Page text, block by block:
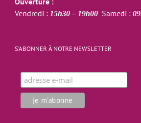
Vendredi : 15h30 – 19h00 Samedi :
S’ABONNER À NOTRE NEWSLETTER